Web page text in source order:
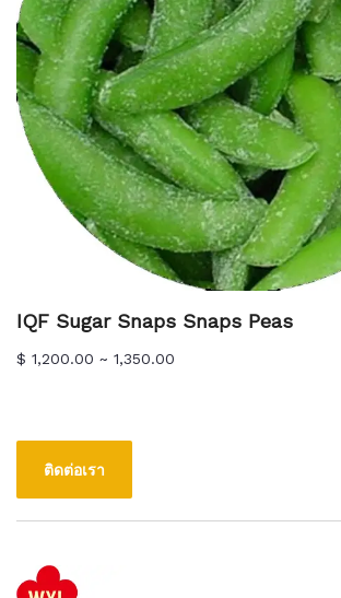
IQF Sugar Snaps Snaps Peas
$ 1,200.00 ~ 1,350.00
ติดต่อเรา